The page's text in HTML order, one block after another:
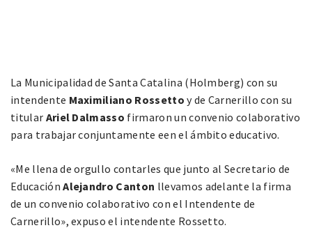
La Municipalidad de Santa Catalina (Holmberg) con su
intendente Maximiliano Rossetto y de Carnerillo con su
titular Ariel Dalmasso firmaron un convenio colaborativo
para trabajar conjuntamente een el ámbito educativo.
«Me llena de orgullo contarles que junto al Secretario de
EducaciónAlejandro Canton llevamos adelante la firma
de un convenio colaborativo con el Intendente de
Carnerillo», expuso el intendente Rossetto.